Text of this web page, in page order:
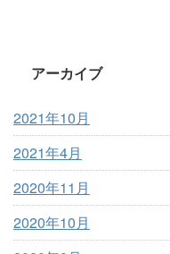
アーカイブ
2021年10月
2021年4月
2020年11月
2020年10月